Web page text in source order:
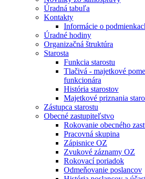
Úradná tabuľa
Kontakty
Informácie o
Úradné hodiny
Organizačná štruktúra
Starosta
Funkcia starostu
Tlačivá - majetkové
funkcionára
História starostov
Majetkové priznania
Zástupca starostu
Obecné zastupiteľstvo
Rokovanie obecného
Pracovná skupina
Zápisnice OZ
Zvukové záznamy OZ
Rokovací poriadok
Odmeňovanie poslancov